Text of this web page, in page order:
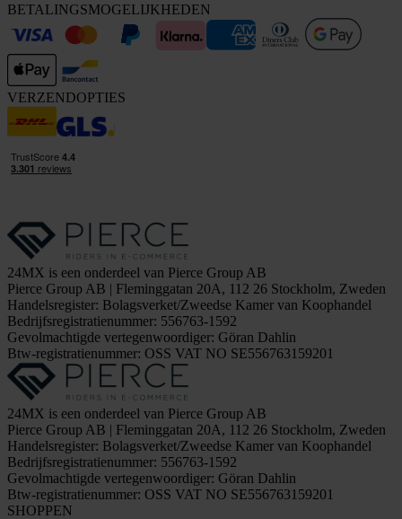
BETALINGSMOGELIJKHEDEN
VERZENDOPTIES
24MX is een onderdeel van Pierce Group AB
Pierce Group AB | Fleminggatan 20A, 112 26 Stockholm, Zweden
Handelsregister: Bolagsverket/Zweedse Kamer van Koophandel
Bedrijfsregistratienummer: 556763-1592
Gevolmachtigde vertegenwoordiger: Göran Dahlin
Btw-registratienummer: OSS VAT NO SE556763159201
24MX is een onderdeel van Pierce Group AB
Pierce Group AB | Fleminggatan 20A, 112 26 Stockholm, Zweden
Handelsregister: Bolagsverket/Zweedse Kamer van Koophandel
Bedrijfsregistratienummer: 556763-1592
Gevolmachtigde vertegenwoordiger: Göran Dahlin
Btw-registratienummer: OSS VAT NO SE556763159201
SHOPPEN